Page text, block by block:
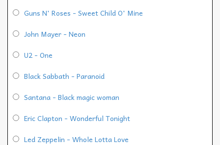
Guns N' Roses - Sweet Child O' Mine
John Mayer - Neon
U2 - One
Black Sabbath - Paranoid
Santana - Black magic woman
Eric Clapton - Wonderful Tonight
Led Zeppelin - Whole Lotta Love